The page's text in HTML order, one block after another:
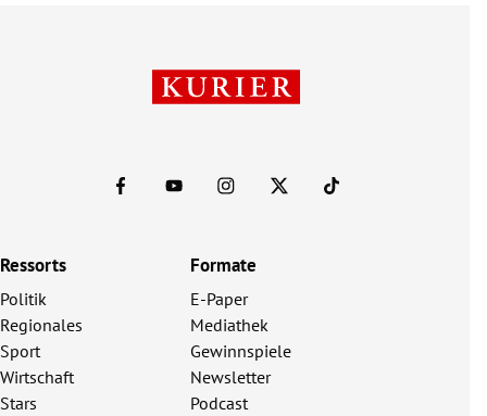
Ressorts
Politik
Regionales
Sport
Wirtschaft
Stars
Formate
E-Paper
Mediathek
Gewinnspiele
Newsletter
Podcast